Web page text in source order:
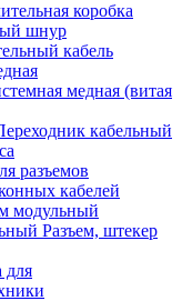
коробка
шнур
кабель
медная (витая
кабельный
разъемов
кабелей
модульный
Разъем, штекер
для